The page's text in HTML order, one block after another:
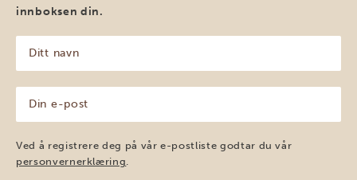
innboksen din.
navn
(Påkrevd)
post
(Påkrevd)
Ved å registrere deg på vår e-postliste godtar du vår
personvernerklæring